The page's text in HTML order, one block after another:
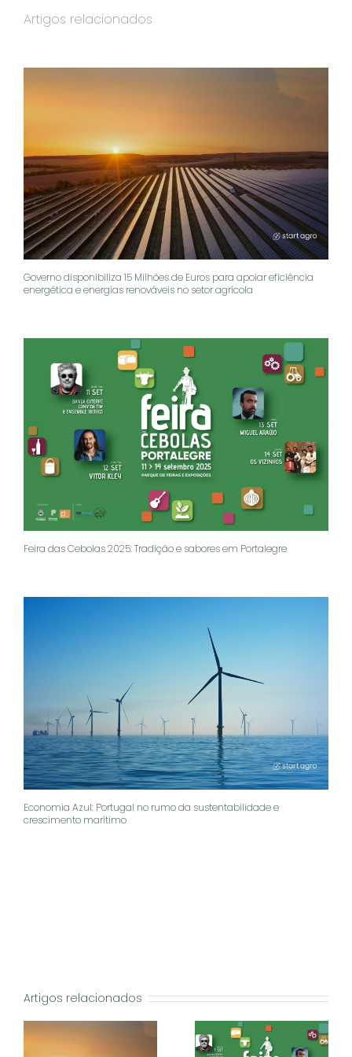
Artigos relacionados
Governo disponibiliza 15 Milhões de Euros para apoiar eficiência
energética e energias renováveis no setor agrícola
Feira das Cebolas 2025: Tradição e sabores em Portalegre
Economia Azul: Portugal no rumo da sustentabilidade e
crescimento marítimo
Artigos relacionados